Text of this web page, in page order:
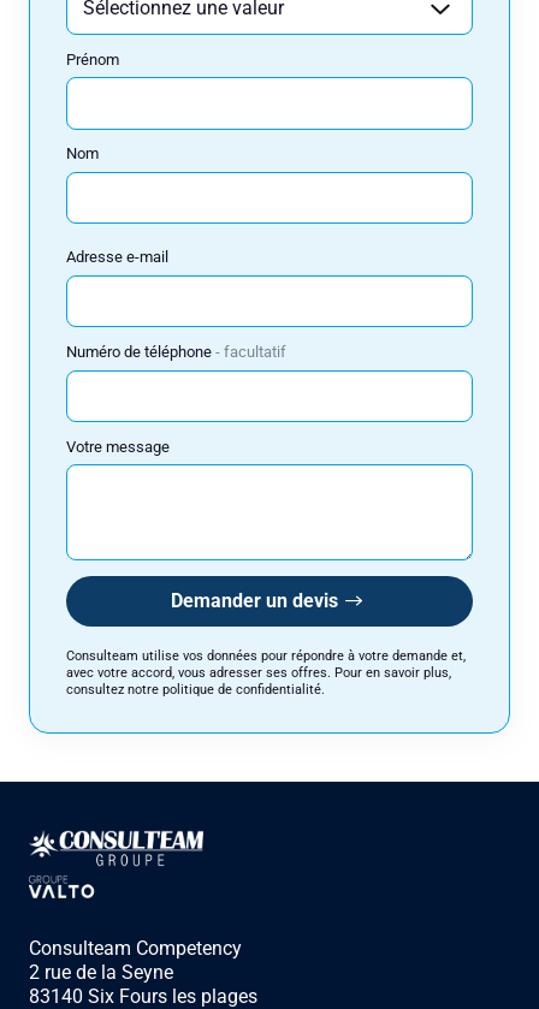
Prénom
Nom
Adresse e-mail
Numéro de téléphone facultatif
Votre message
Demander un devis
Consulteam utilise vos données pour répondre à votre demande et,
avec votre accord, vous adresser ses offres. Pour en savoir plus,
consultez notre politique de confidentialité.
Consulteam Competency
2 rue de la Seyne
83140 Six Fours les plages
Réserver
notre politique de confidentialité.